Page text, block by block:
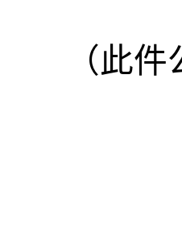
（此件